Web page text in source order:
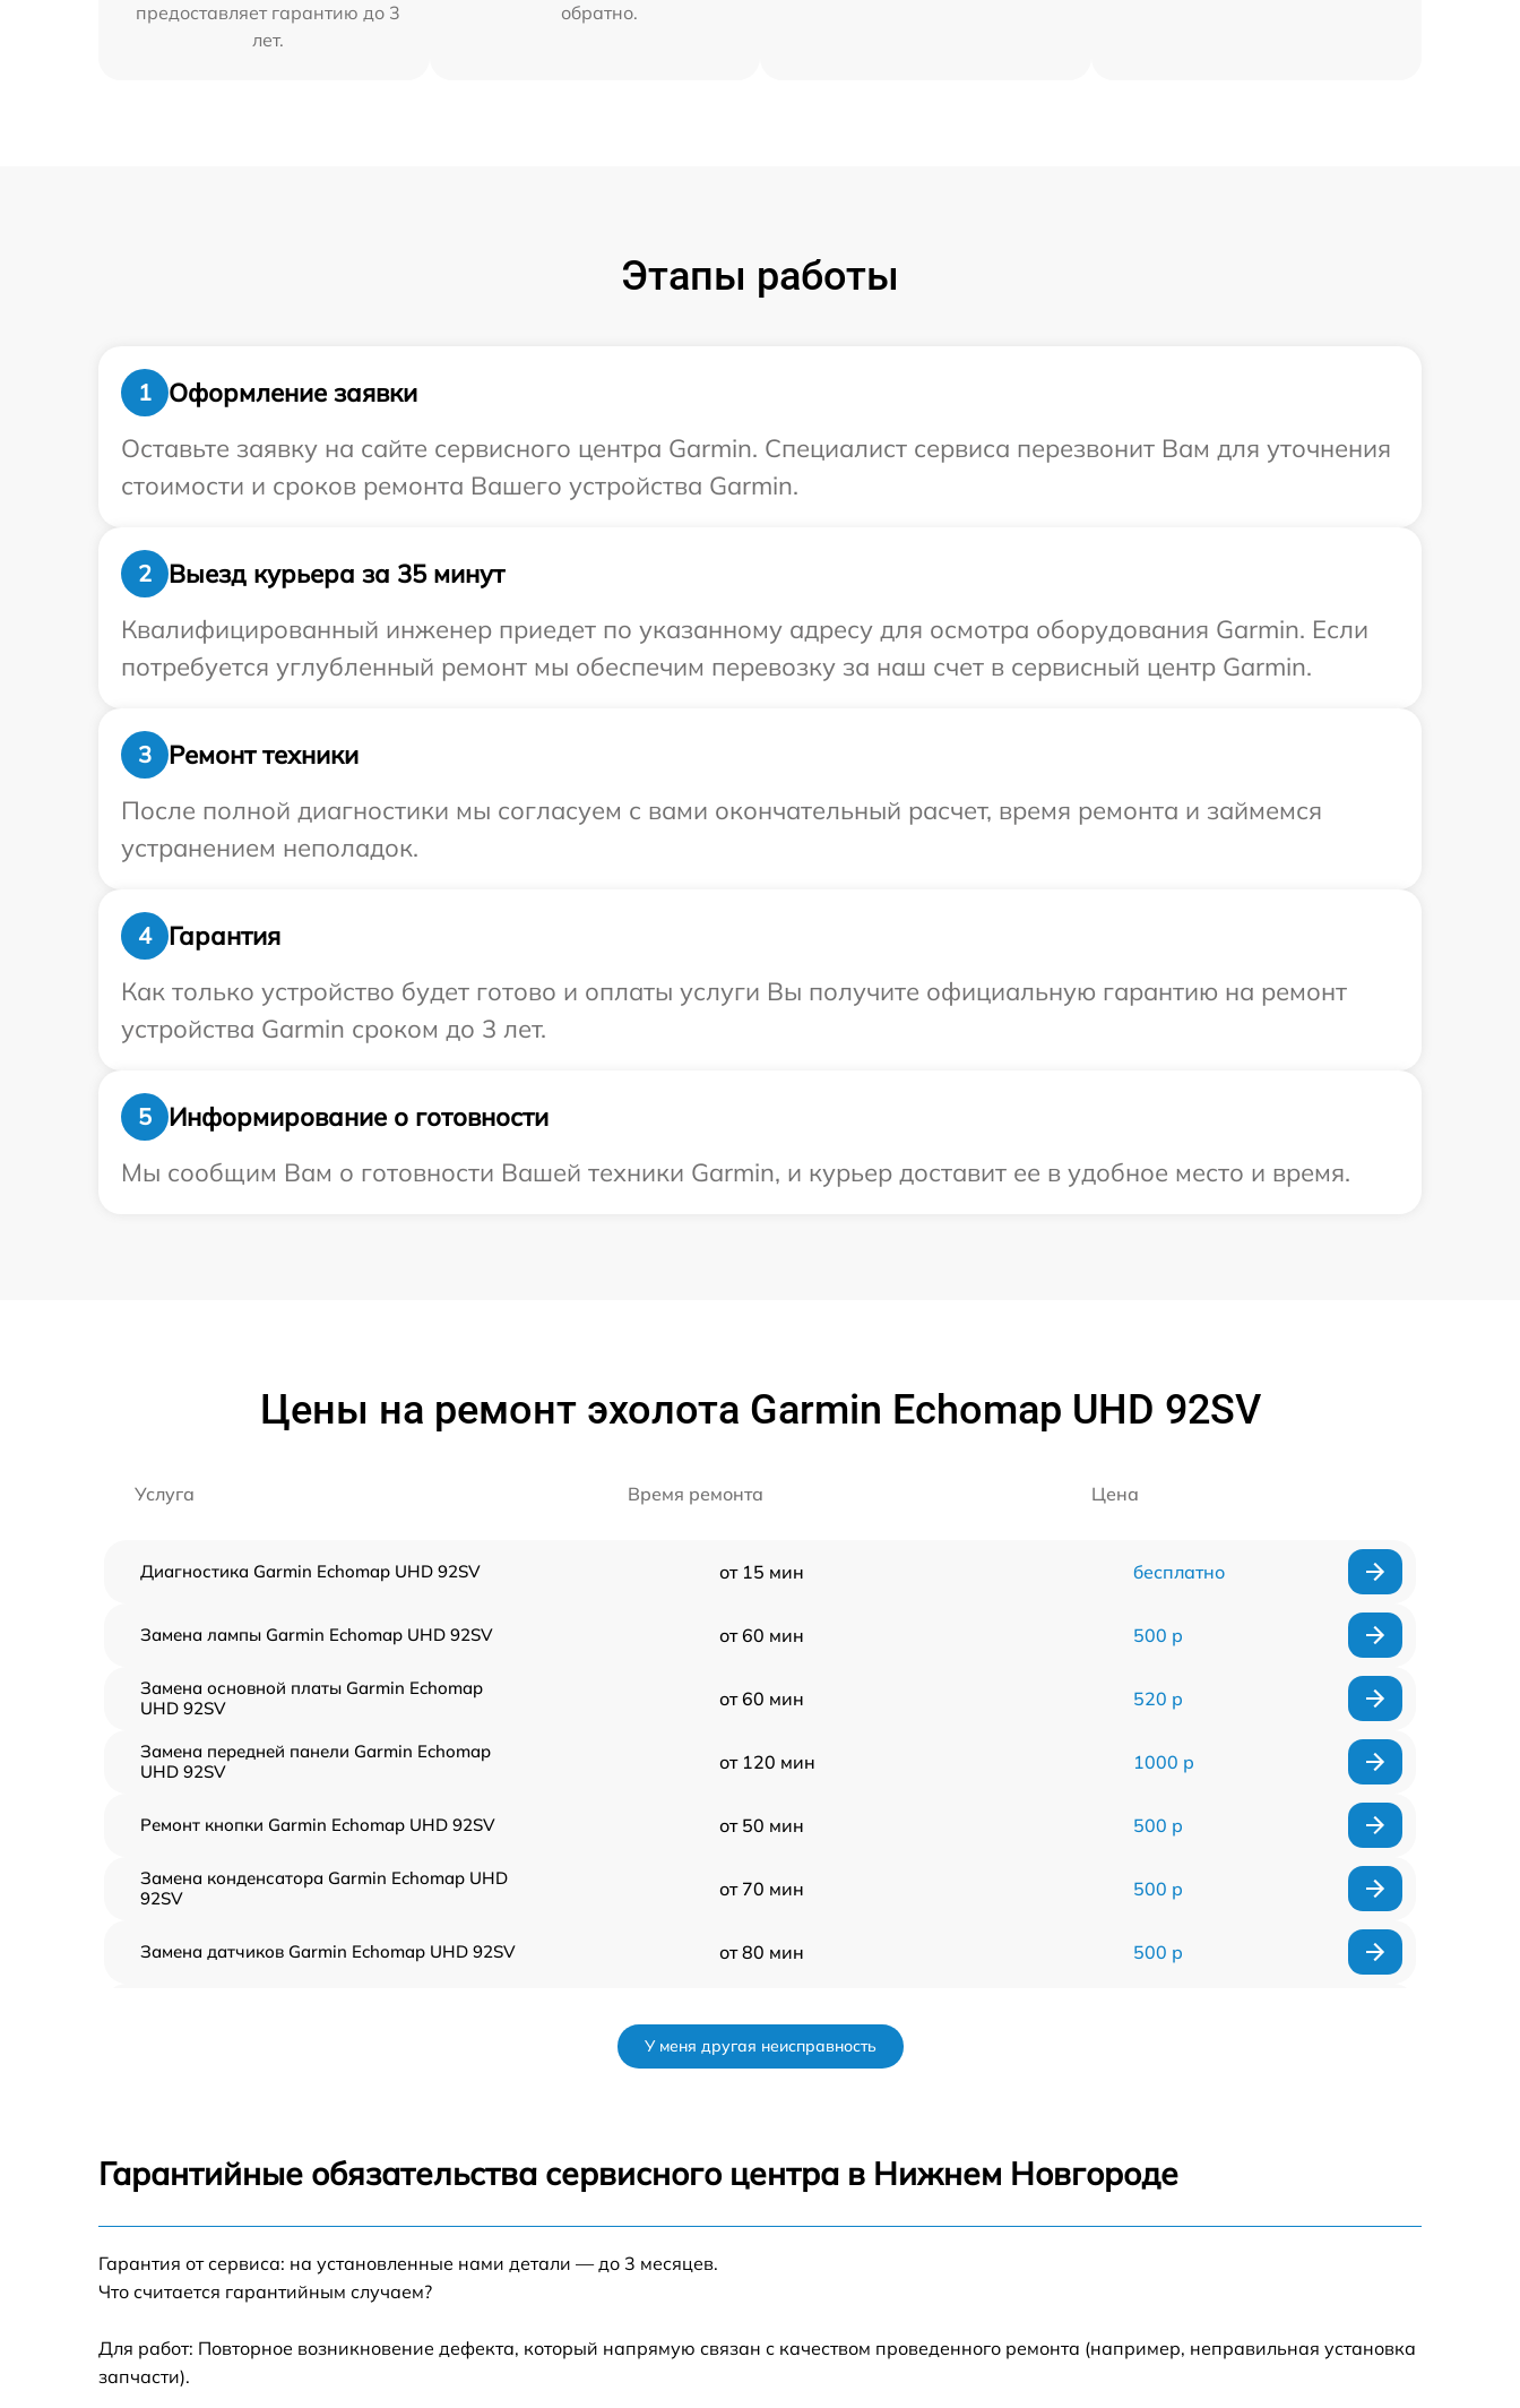
предоставляет гарантию до 3
лет.
обратно.
Этапы работы
1
Оформление заявки
Оставьте заявку на сайте сервисного центра Garmin. Специалист сервиса перезвонит Вам для уточнения
стоимости и сроков ремонта Вашего устройства Garmin.
2
Выезд курьера за 35 минут
Квалифицированный инженер приедет по указанному адресу для осмотра оборудования Garmin. Если
потребуется углубленный ремонт мы обеспечим перевозку за наш счет в сервисный центр Garmin.
3
Ремонт техники
После полной диагностики мы согласуем с вами окончательный расчет, время ремонта и займемся
устранением неполадок.
4
Гарантия
Как только устройство будет готово и оплаты услуги Вы получите официальную гарантию на ремонт
устройства Garmin сроком до 3 лет.
5
Информирование о готовности
Мы сообщим Вам о готовности Вашей техники Garmin, и курьер доставит ее в удобное место и время.
Цены на ремонт эхолота Garmin Echomap UHD 92SV
Услуга Время ремонта Цена
Диагностика Garmin Echomap UHD 92SV от 15 мин бесплатно
Замена лампы Garmin Echomap UHD 92SV от 60 мин 500 р
Замена основной платы Garmin Echomap
UHD 92SV
от 60 мин 520 р
Замена передней панели Garmin Echomap
UHD 92SV
от 120 мин 1000 р
Ремонт кнопки Garmin Echomap UHD 92SV от 50 мин 500 р
Замена конденсатора Garmin Echomap UHD
92SV
от 70 мин 500 р
Замена датчиков Garmin Echomap UHD 92SV от 80 мин 500 р
Прошивка Garmin Echomap UHD 92SV
У меня другая неисправность
Гарантийные обязательства сервисного центра в Нижнем Новгороде
Гарантия от сервиса: на установленные нами детали — до 3 месяцев.
Что считается гарантийным случаем?
Для работ: Повторное возникновение дефекта, который напрямую связан с качеством проведенного ремонта (например, неправильная установка
запчасти).